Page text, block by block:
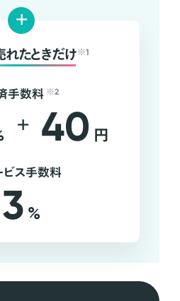
+
たときだけ ※1
手数料 ※2
+ 40 円
ビス手数料
3 %